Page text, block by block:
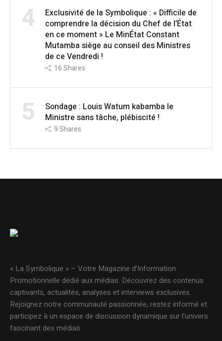
4
Exclusivité de la Symbolique : « Difficile de
comprendre la décision du Chef de l’État
en ce moment » Le MinÉtat Constant
Mutamba siège au conseil des Ministres
de ce Vendredi !
16Shares
5
Sondage : Louis Watum kabamba le
Ministre sans tâche, plébiscité !
9Shares
« La Symbolique » – Votre Magazine d’Information
Promotionnelle dédié aux médias. Découvrez des contenus
captivants, actualités, analyses et interviews exclusives.
Rejoignez notre communauté passionnée, restez informé et
participez à un espace de discussion dynamique sur l’univers
fascinant des médias.